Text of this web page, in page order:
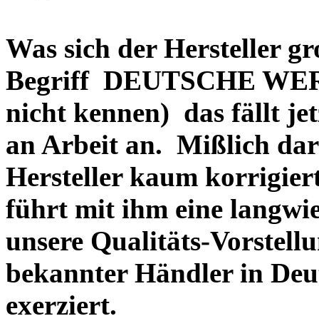
Was sich der Hersteller
Begriff DEUTSCHE
nicht kennen) das fällt
an Arbeit an. Mißlich
Hersteller kaum
führt mit ihm eine
unsere Qualitäts-
bekannter Händler in
exerziert.